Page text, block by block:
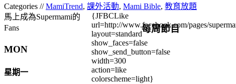
Categories //MamiTrend, 課外活動, Mami Bible, 教育放題
馬上成為Supermami的
Fans
{JFBCLike
url=http://www.facebook.com/pages/
layout=standard
show_faces=false
show_send_button=false
width=300
action=like
colorscheme=light}
每周節目
MON
星期一